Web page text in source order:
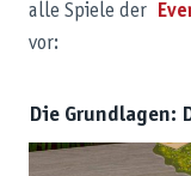
alle Spiele der
vor:
Die Grundlagen: